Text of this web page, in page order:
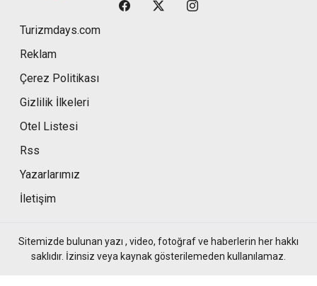
Turizmdays.com
Reklam
Çerez Politikası
Gizlilik İlkeleri
Otel Listesi
Rss
Yazarlarımız
İletişim
Sitemizde bulunan yazı , video, fotoğraf ve haberlerin her hakkı
saklıdır. İzinsiz veya kaynak gösterilemeden kullanılamaz.